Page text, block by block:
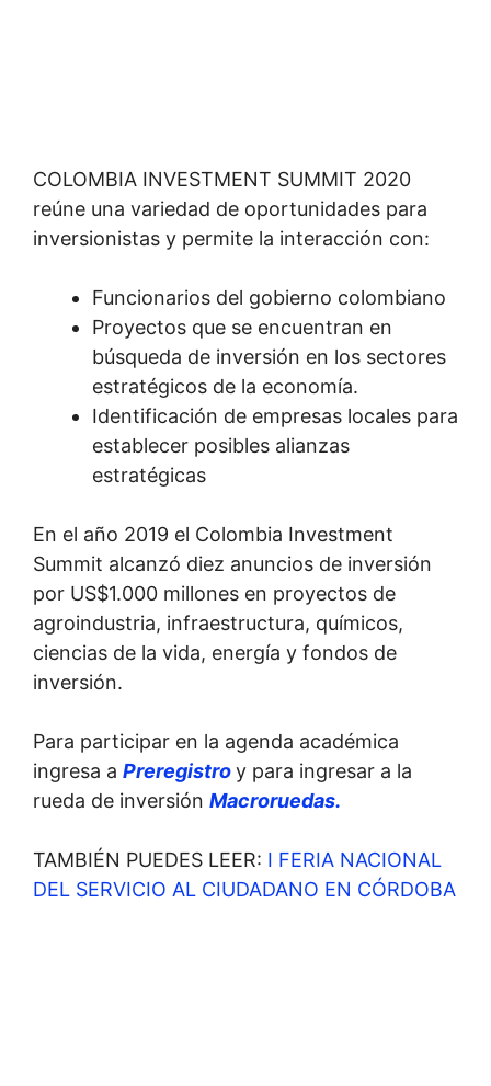
COLOMBIA INVESTMENT SUMMIT 2020
reúne una variedad de oportunidades para
inversionistas y permite la interacción con:
Funcionarios del gobierno colombiano
Proyectos que se encuentran en
búsqueda de inversión en los sectores
estratégicos de la economía.
Identificación de empresas locales para
establecer posibles alianzas
estratégicas
En el año 2019 el Colombia Investment
Summit alcanzó diez anuncios de inversión
por US$1.000 millones en proyectos de
agroindustria, infraestructura, químicos,
ciencias de la vida, energía y fondos de
inversión.
Para participar en la agenda académica
ingresa a Preregistroy para ingresar a la
rueda de inversión Macroruedas.
TAMBIÉN PUEDES LEER: I FERIA NACIONAL
DEL SERVICIO AL CIUDADANO EN CÓRDOBA